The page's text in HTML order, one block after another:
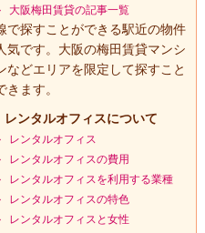
大阪梅田賃貸の記事一覧
で探すことができる駅近の物件
気です。大阪の梅田賃貸マンシ
などエリアを限定して探すこと
きます。
レンタルオフィスについて
レンタルオフィス
レンタルオフィスの費用
レンタルオフィスを利用する業種
レンタルオフィスの特色
レンタルオフィスと女性